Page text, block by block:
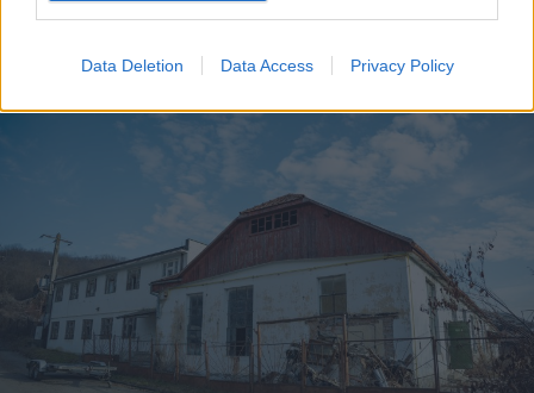
Data Deletion Data Access Privacy Policy